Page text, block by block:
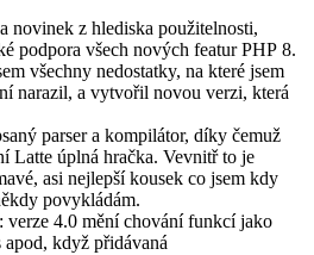
novinek z hlediska použitelnosti,
podpora všech nových featur PHP 8.
všechny nedostatky, na které jsem
narazil, a vytvořil novou verzi, která
parser a kompilátor, díky čemuž
Latte úplná hračka. Vevnitř to je
asi nejlepší kousek co jsem kdy
povykládám.
: verze 4.0 mění chování funkcí jako
apod, když přidávaná